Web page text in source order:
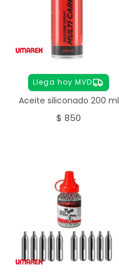
Llega hoy MVD
Aceite siliconado 200 ml
$ 850